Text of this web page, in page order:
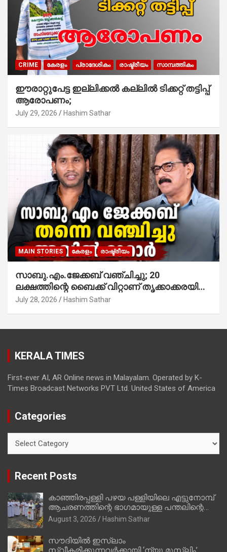
CRIME കേരളം പ്രാദേശികം രാഷ്ട്രീയം സാമ്പത്തികം
ഈരാറ്റുപേട്ട ഇല്ലിക്കൽ കല്ലിൽ ടിക്കറ്റ് തട്ടിപ്പ്
ആരോപണം;
July 29, 2026 Hashim Sathar
MAIN STORIES കേരളം രാഷ്ട്രീയം
സാബു.എം.ജേക്കബ് വഞ്ചിച്ചു; 20
ലക്ഷത്തിന്റെ ബൈക്ക് വിറ്റാണ് തൃക്കാക്കരയില്‍
മത്സരിച്ചത്! പ്രചാരണത്തിന് രണ്ടേ രണ്ടുപേര്‍
അഖില്‍ മാരാര്‍ ട്വന്റി 20 വിട്ടു
July 28, 2026 Hashim Sathar
KERALA TIMES
First-ever AI, AR Online news in Malayalam. Operated by K-
Times Broadcast Networks PVT Ltd. United States of America
Categories
Recent Posts
കാഞ്ഞിരപ്പള്ളി പഴയ പള്ളിയിലെ എട്ടുനോമ്പ്
ആചരണത്തിന്റെ ഭാഗമായുള്ള പന്തലിന്റെ
കാൽനാട്ട് കർമ്മം ആർച്ച് പ്രീസ്റ്റ് വെരി.
റവ.ഫാ. കുര്യൻ താമരശ്ശേരി നിർവഹിക്കുന്നു.
August 3, 2026 Hashim Sathar
സൗദിയില്‍ ഇസ്‌ലാം